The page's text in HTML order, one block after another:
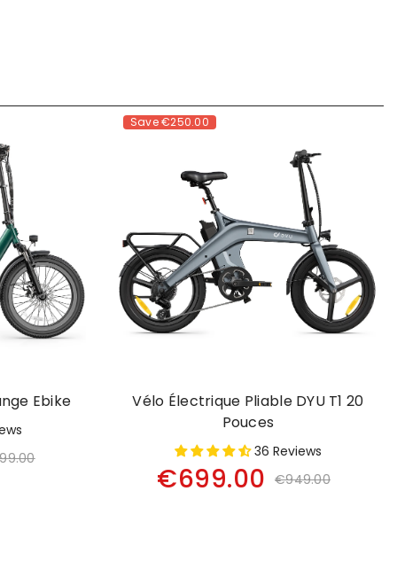
Ebike
Save€250.00
Vélo Électrique Pliable DYU T1 20
Pouces
36 Reviews
€699.00 €949.00